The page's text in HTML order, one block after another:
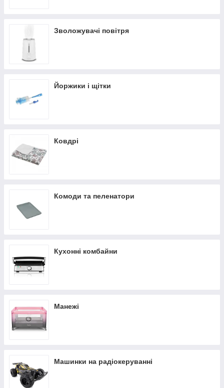
Зволожувачі повітря
Йоржики і щітки
Ковдрі
Комоди та пеленатори
Кухонні комбайни
Манежі
Машинки на радіокеруванні